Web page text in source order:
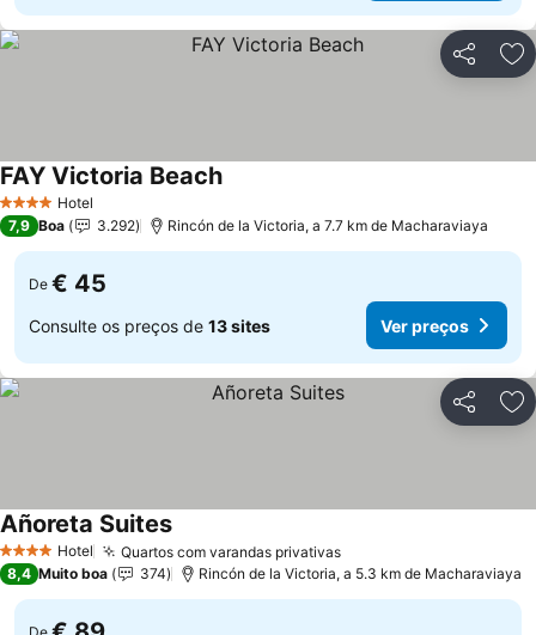
Partilhar
4 EstrelasHotel
FAY Victoria BeachVer preços
7,9 Boa 3.292 Rincón de la Victoria, a 7.7 km de Macharaviaya
De € 45
Consulte os preços de 13 sites Ver preços
Partilhar
4 EstrelasHotel Quartos com varandas privativasVer preços
Añoreta SuitesVer preços
8,4 Muito boa 374 Rincón de la Victoria, a 5.3 km de Macharaviaya
De